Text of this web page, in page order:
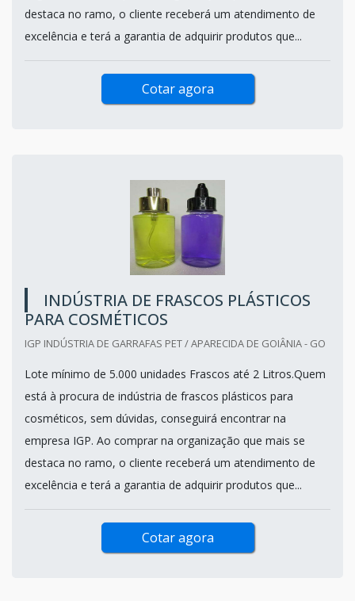
destaca no ramo, o cliente receberá um atendimento de
excelência e terá a garantia de adquirir produtos que...
Cotar agora
INDÚSTRIA DE FRASCOS PLÁSTICOS
PARA COSMÉTICOS
IGP INDÚSTRIA DE GARRAFAS PET / APARECIDA DE GOIÂNIA - GO
Lote mínimo de 5.000 unidades Frascos até 2 Litros.Quem
está à procura de indústria de frascos plásticos para
cosméticos, sem dúvidas, conseguirá encontrar na
empresa IGP. Ao comprar na organização que mais se
destaca no ramo, o cliente receberá um atendimento de
excelência e terá a garantia de adquirir produtos que...
Cotar agora